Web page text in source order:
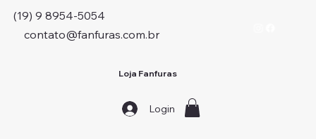
(19) 9 8954-5054
contato@fanfuras.com.br
Loja Fanfuras
Login